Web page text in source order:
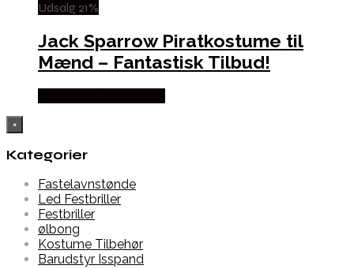
Udsalg 21%
Jack Sparrow Piratkostume til
Mænd – Fantastisk Tilbud!
×
Kategorier
Fastelavnstønde
Led Festbriller
Festbriller
ølbong
Kostume Tilbehør
Barudstyr Isspand